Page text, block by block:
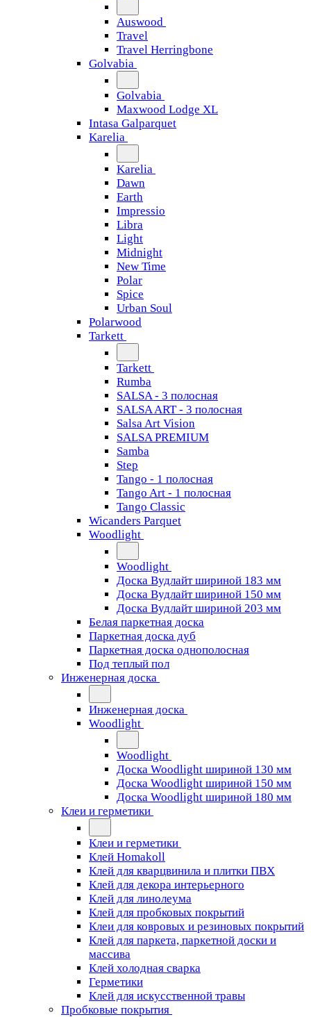
Auswood
Travel
Travel Herringbone
Golvabia
Golvabia
Maxwood Lodge XL
Intasa Galparquet
Karelia
Karelia
Dawn
Earth
Impressio
Libra
Light
Midnight
New Time
Polar
Spice
Urban Soul
Polarwood
Tarkett
Tarkett
Rumba
SALSA - 3 полосная
SALSA ART - 3 полосная
Salsa Art Vision
SALSA PREMIUM
Samba
Step
Tango - 1 полосная
Tango Art - 1 полосная
Tango Classiс
Wicanders Parquet
Woodlight
Woodlight
Доска Вудлайт шириной 183 мм
Доска Вудлайт шириной 150 мм
Доска Вудлайт шириной 203 мм
Белая паркетная доска
Паркетная доска дуб
Паркетная доска однополосная
Под теплый пол
Инженерная доска
Инженерная доска
Woodlight
Woodlight
Доска Woodlight шириной 130 мм
Доска Woodlight шириной 150 мм
Доска Woodlight шириной 180 мм
Клеи и герметики
Клеи и герметики
Клей Homakoll
Клей для кварцвинила и плитки ПВХ
Клей для декора интерьерного
Клей для линолеума
Клей для пробковых покрытий
Клеи для ковровых и резиновых покрытий
Клей для паркета, паркетной доски и
массива
Клей холодная сварка
Герметики
Клей для искусственной травы
Пробковые покрытия